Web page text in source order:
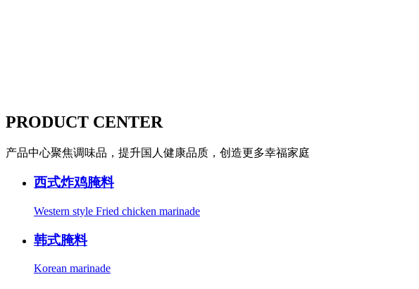
PRODUCT CENTER
产品中心聚焦调味品，提升国人健康品质，创造更多幸福家庭
西式炸鸡腌料
Western style Fried chicken marinade
韩式腌料
Korean marinade